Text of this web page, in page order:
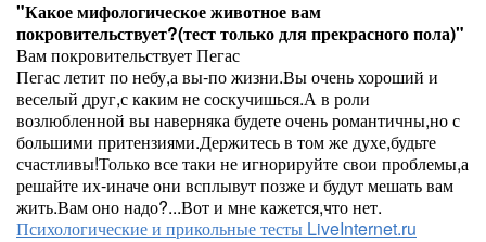
"Какое мифологическое животное вам
покровительствует?(тест только для прекрасного пола)"
Вам покровительствует Пегас
Пегас летит по небу,а вы-по жизни.Вы очень хороший и
веселый друг,с каким не соскучишься.А в роли
возлюбленной вы наверняка будете очень романтичны,но с
большими притензиями.Держитесь в том же духе,будьте
счастливы!Только все таки не игнорируйте свои проблемы,а
решайте их-иначе они всплывут позже и будут мешать вам
жить.Вам оно надо?...Вот и мне кажется,что нет.
Психологические и прикольные тесты LiveInternet.ru